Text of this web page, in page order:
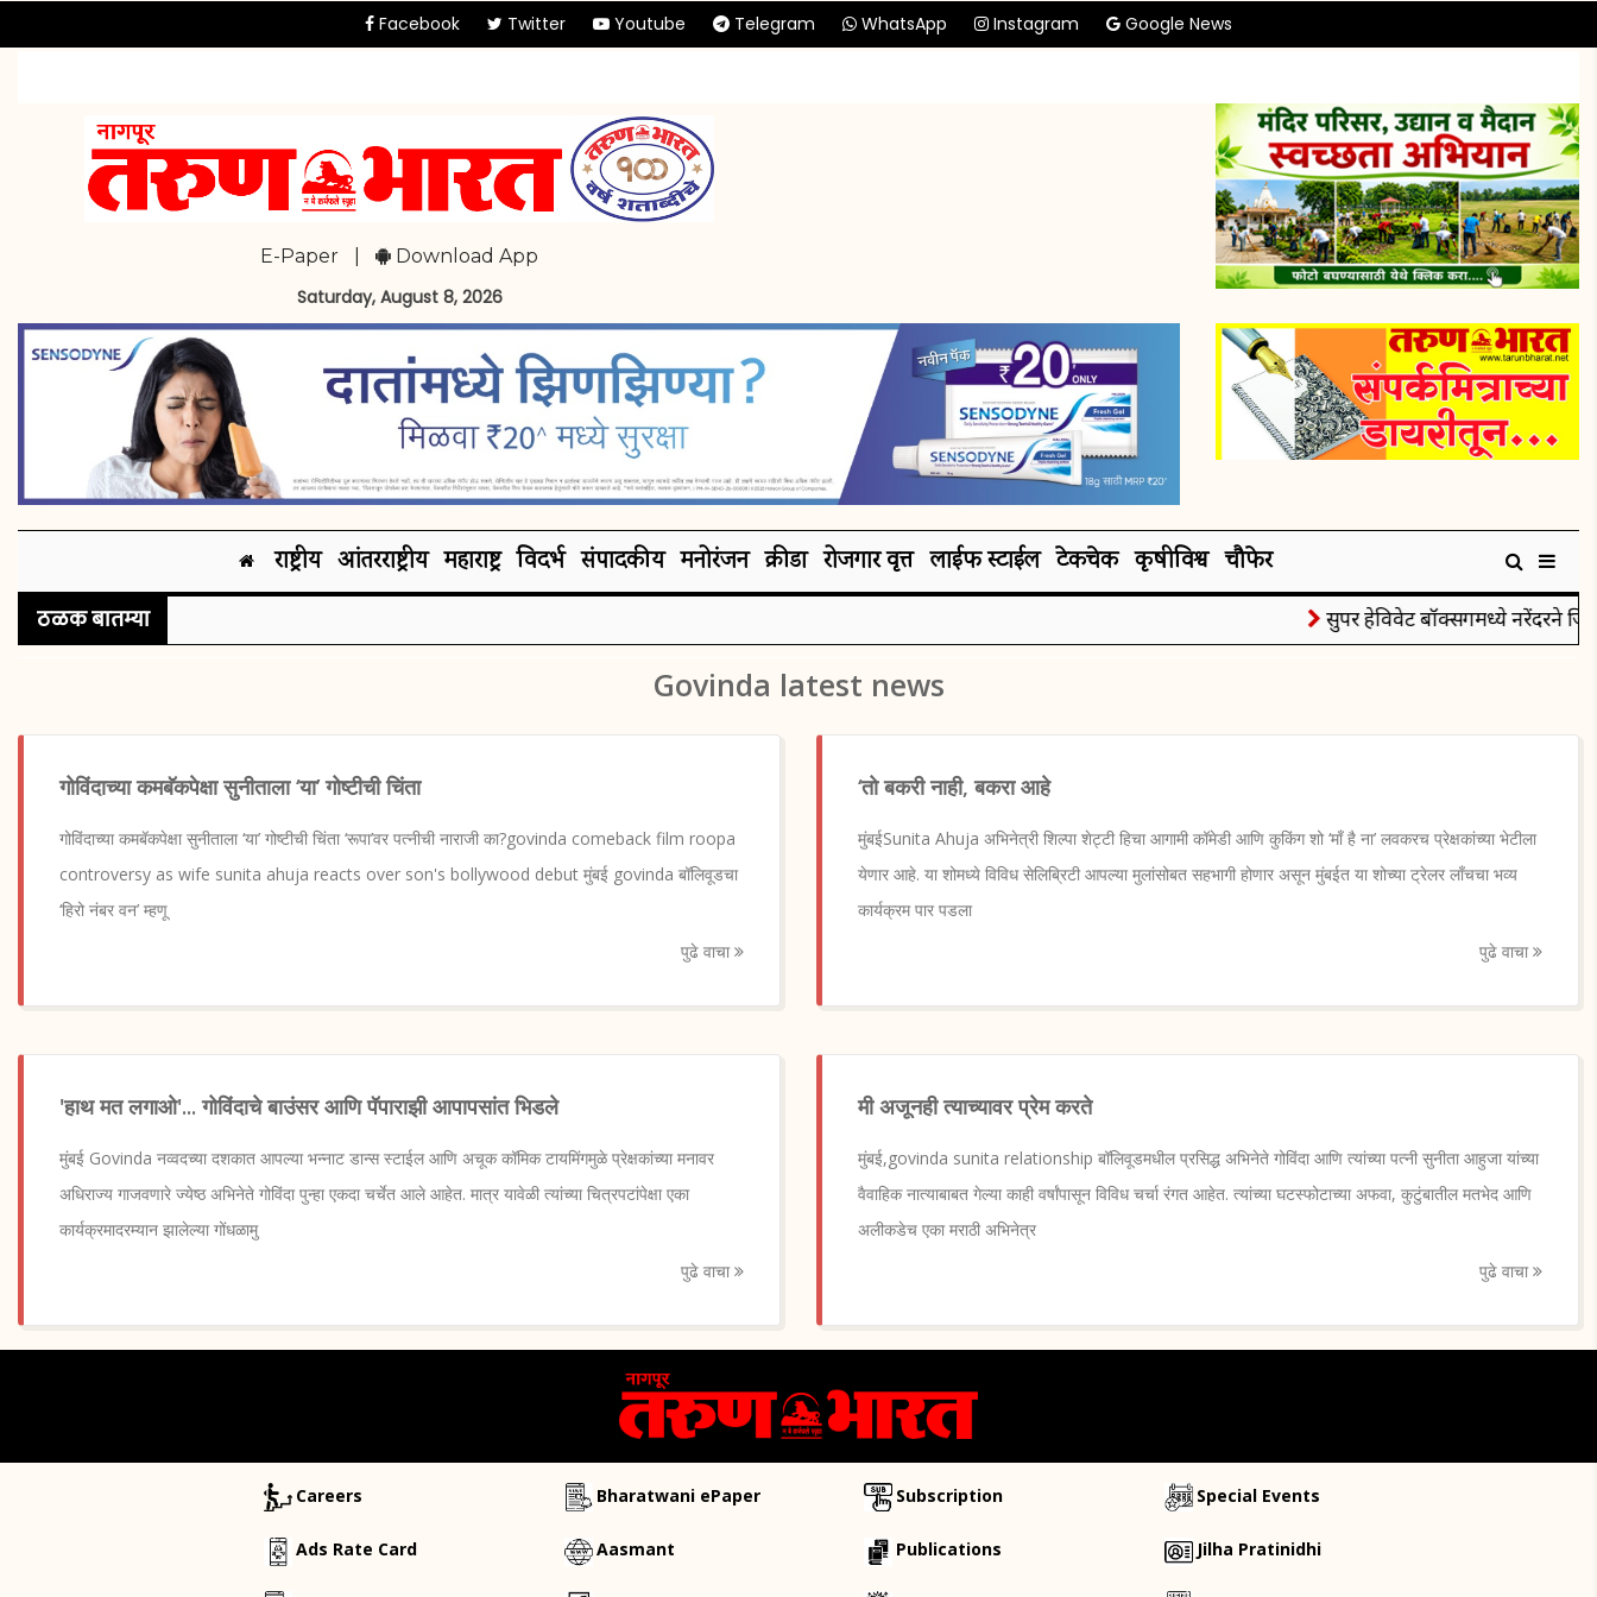
Facebook Twitter Youtube Telegram WhatsApp Instagram Google News
E-Paper Download App
Saturday, August 8, 2026
राष्ट्रीय आंतरराष्ट्रीय महाराष्ट्र विदर्भ संपादकीय मनोरंजन क्रीडा रोजगार वृत्त लाईफ स्टाईल टेकचेक कृषीविश्व चौफेर
ठळक बातम्या सुपर हेविवेट बॉक्सिंगमध्ये नरेंदरने
Govinda latest news
गोविंदाच्या कमबॅकपेक्षा सुनीताला ‘या’ गोष्टीची चिंता
गोविंदाच्या कमबॅकपेक्षा सुनीताला ‘या’ गोष्टीची चिंता ‘रूपा’वर पत्नीची नाराजी का?govinda comeback film roopa
controversy as wife sunita ahuja reacts over son's bollywood debut मुंबई govinda बॉलिवूडचा
‘हिरो नंबर वन’ म्हणू
पुढे वाचा
‘तो बकरी नाही, बकरा आहे
मुंबईSunita Ahuja अभिनेत्री शिल्पा शेट्टी हिचा आगामी कॉमेडी आणि कुकिंग शो ‘माँ है ना’ लवकरच प्रेक्षकांच्या भेटीला
येणार आहे. या शोमध्ये विविध सेलिब्रिटी आपल्या मुलांसोबत सहभागी होणार असून मुंबईत या शोच्या ट्रेलर लाँचचा भव्य
कार्यक्रम पार पडला
पुढे वाचा
'हाथ मत लगाओ'... गोविंदाचे बाउंसर आणि पॅपाराझी आपापसांत भिडले
मुंबई Govinda नव्वदच्या दशकात आपल्या भन्नाट डान्स स्टाईल आणि अचूक कॉमिक टायमिंगमुळे प्रेक्षकांच्या मनावर
अधिराज्य गाजवणारे ज्येष्ठ अभिनेते गोविंदा पुन्हा एकदा चर्चेत आले आहेत. मात्र यावेळी त्यांच्या चित्रपटांपेक्षा एका
कार्यक्रमादरम्यान झालेल्या गोंधळामु
पुढे वाचा
मी अजूनही त्याच्यावर प्रेम करते
मुंबई,govinda sunita relationship बॉलिवूडमधील प्रसिद्ध अभिनेते गोविंदा आणि त्यांच्या पत्नी सुनीता आहुजा यांच्या
वैवाहिक नात्याबाबत गेल्या काही वर्षांपासून विविध चर्चा रंगत आहेत. त्यांच्या घटस्फोटाच्या अफवा, कुटुंबातील मतभेद आणि
अलीकडेच एका मराठी अभिनेत्र
पुढे वाचा
Careers
Ads Rate Card
Bharatwani ePaper
Aasmant
Subscription
Publications
Special Events
Jilha Pratinidhi